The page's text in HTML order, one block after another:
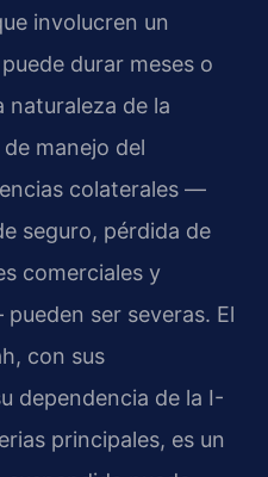
involucren un
durar meses o
naturaleza de la
manejo del
colaterales —
seguro, pérdida de
comerciales y
ser severas. El
con sus
dependencia de la I-
principales, es un